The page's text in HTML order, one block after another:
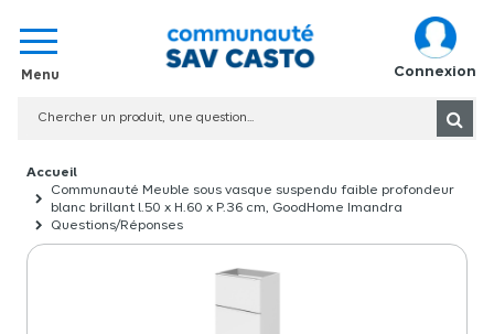
Connexion
Communauté Meuble sous vasque suspendu faible profondeur
blanc brillant l.50 x H.60 x P.36 cm, GoodHome Imandra
Questions/Réponses